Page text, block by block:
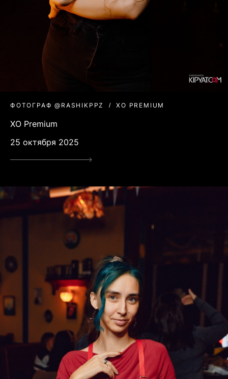
ФОТОГРАФ @RASHIKPPZ XO PREMIUM
XO Premium
25 октября 2025